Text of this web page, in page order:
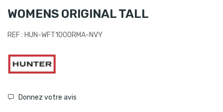
WOMENS ORIGINAL TALL
REF : HUN-WFT1000RMA-NVY
Donnez votre avis